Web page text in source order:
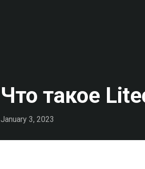
Что такое
January 3, 2023